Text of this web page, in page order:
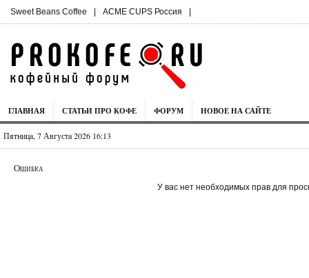
Sweet Beans Coffee | ACME CUPS Россия |
ГЛАВНАЯ СТАТЬИ ПРО КОФЕ ФОРУМ НОВОЕ НА САЙТЕ
Пятница, 7 Августа 2026 16:13
Ошибка
У вас нет необходимых прав для